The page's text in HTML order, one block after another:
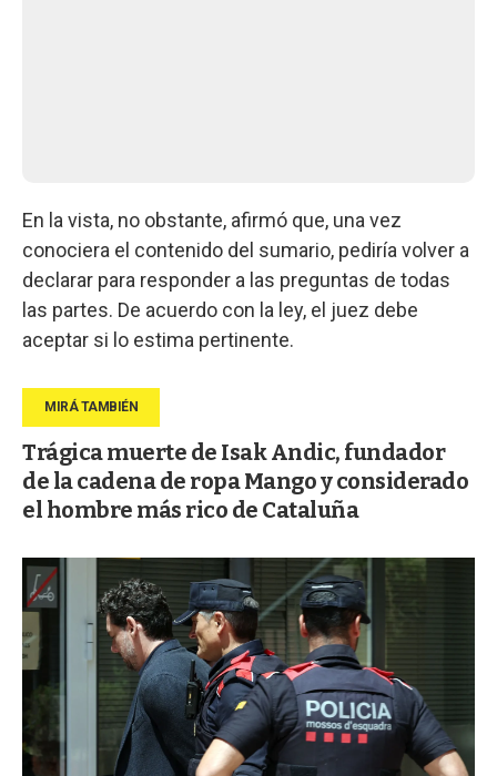
En la vista, no obstante, afirmó que, una vez
conociera el contenido del sumario, pediría volver a
declarar para responder a las preguntas de todas
las partes. De acuerdo con la ley, el juez debe
aceptar si lo estima pertinente.
Trágica muerte de Isak Andic, fundador
de la cadena de ropa Mango y considerado
el hombre más rico de Cataluña